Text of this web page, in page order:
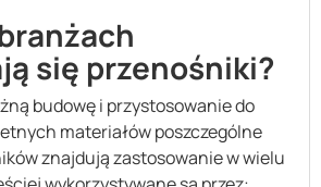
się przenośniki?
budowę i przystosowanie do
materiałów poszczególne
znajdują zastosowanie w wielu